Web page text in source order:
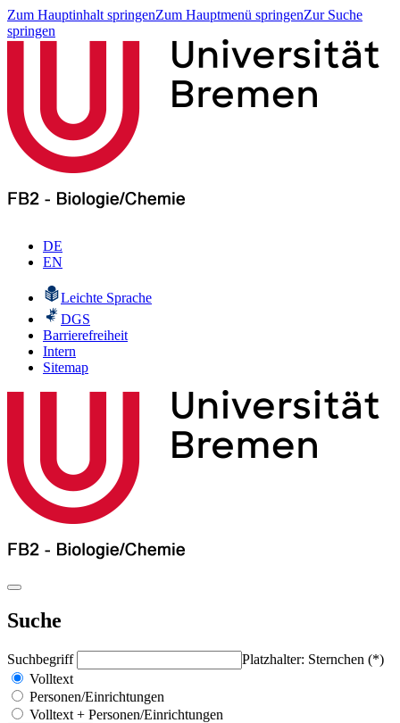
Zum Hauptinhalt springenZum Hauptmenü springenZur Suche
springen
DE
EN
Leichte Sprache
DGS
Barrierefreiheit
Intern
Sitemap
Suche
Suchbegriff
Platzhalter: Sternchen (*)
Volltext
Personen/Einrichtungen
Volltext + Personen/Einrichtungen